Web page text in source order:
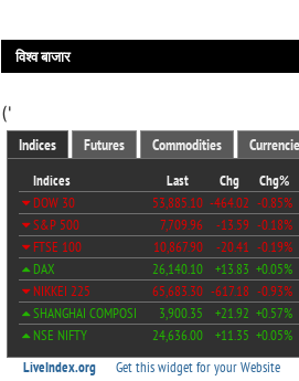
विश्व बाजार
('